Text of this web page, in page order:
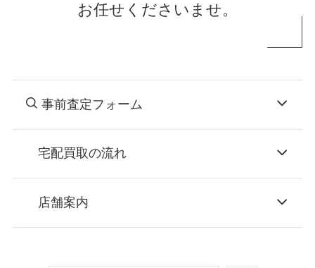
お任せくださいませ。
事前査定フォーム
宅配買取の流れ
お申込み
店舗案内